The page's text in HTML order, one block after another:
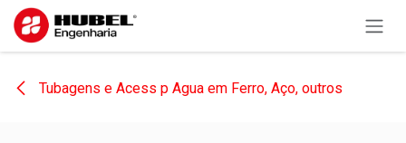
Pular para o conteúdo
Tubagens e Acess p Agua em Ferro, Aço, outros